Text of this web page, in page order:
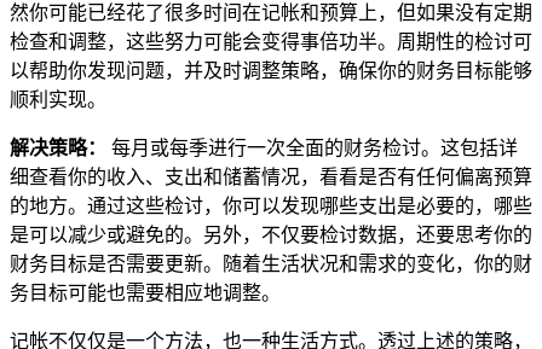
然你可能已经花了很多时间在记帐和预算上，但如果没有定期
检查和调整，这些努力可能会变得事倍功半。周期性的检讨可
以帮助你发现问题，并及时调整策略，确保你的财务目标能够
顺利实现。
解决策略：
每月或每季进行一次全面的财务检讨。这包括详
细查看你的收入、支出和储蓄情况，看看是否有任何偏离预算
的地方。通过这些检讨，你可以发现哪些支出是必要的，哪些
是可以减少或避免的。另外，不仅要检讨数据，还要思考你的
财务目标是否需要更新。随着生活状况和需求的变化，你的财
务目标可能也需要相应地调整。
记帐不仅仅是一个方法，也一种生活方式。透过上述的策略，